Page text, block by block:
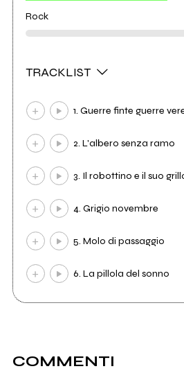
Rock
TRACKLIST
1. Guerre finte guerre
2. L'albero senza ramo
3. Il robottino e il suo
4. Grigio novembre
5. Molo di passaggio
6. La pillola del sonno
COMMENTI